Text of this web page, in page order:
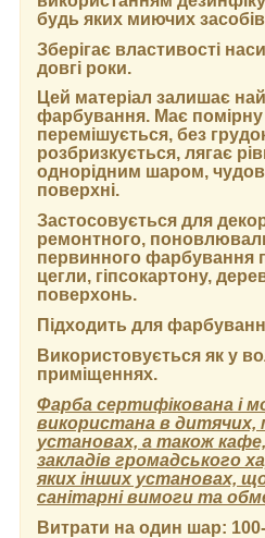
будь яких миючих
Зберігає властивості
довгі роки.
Цей матеріал залишає
фарбування. Має помірну
перемішується, без
розбризкується, лягає
однорідним шаром,
поверхні.
Застосовується для
ремонтного,
первинного фарбування
цегли, гіпсокартону,
поверхонь.
Підходить для
Використовується як у
приміщеннях.
Фарба сертифікована і
використана в дитячих,
установах, а також
закладів громадського
яких інших установах,
санітарні вимоги та
Витрати на один шар: